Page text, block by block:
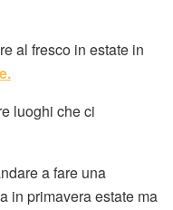
al fresco in estate in
luoghi che ci
a fare una
in primavera estate ma